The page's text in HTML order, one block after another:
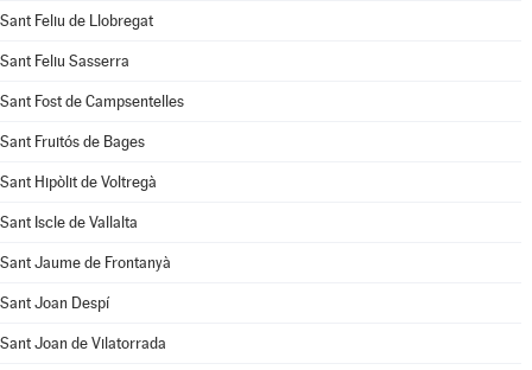
Sant Feliu de Llobregat
Sant Feliu Sasserra
Sant Fost de Campsentelles
Sant Fruitós de Bages
Sant Hipòlit de Voltregà
Sant Iscle de Vallalta
Sant Jaume de Frontanyà
Sant Joan Despí
Sant Joan de Vilatorrada